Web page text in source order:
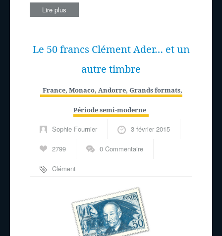
Lire plus
Le 50 francs Clément Ader… et un
autre timbre
France, Monaco, Andorre, Grands formats,
Période semi-moderne
Sophie Fournier 3 février 2015
2799 0 Commentaire
Clément